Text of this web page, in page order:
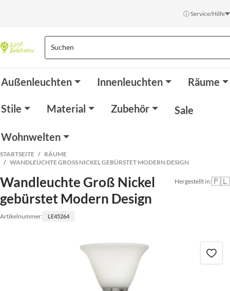
ⓘ Service/Hilfe
Außenleuchten Innenleuchten Räume
Stile Material Zubehör Sale
Wohnwelten
STARTSEITE
RÄUME
WANDLEUCHTE GROSS NICKEL GEBÜRSTET MODERN DESIGN
Wandleuchte Groß Nickel
gebürstet Modern Design
Artikelnummer: LE45264
Hergestellt in:🇵🇱